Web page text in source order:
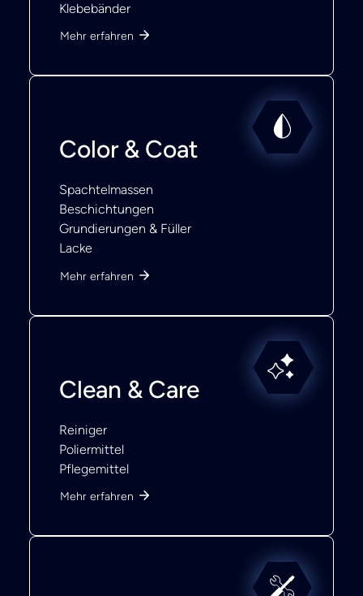
Klebebänder
Mehr erfahren
Color & Coat
Spachtelmassen
Beschichtungen
Grundierungen & Füller
Lacke
Mehr erfahren
Clean & Care
Reiniger
Poliermittel
Pflegemittel
Mehr erfahren